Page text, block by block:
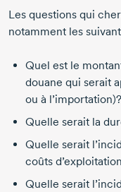
Les questions qui
notamment les
Quel est le
douane qui serait
ou à l’importation)?
Quelle serait la
Quelle serait
coûts
Quelle serait